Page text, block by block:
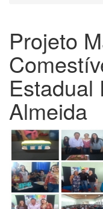
Projeto
Estadual
Almeida